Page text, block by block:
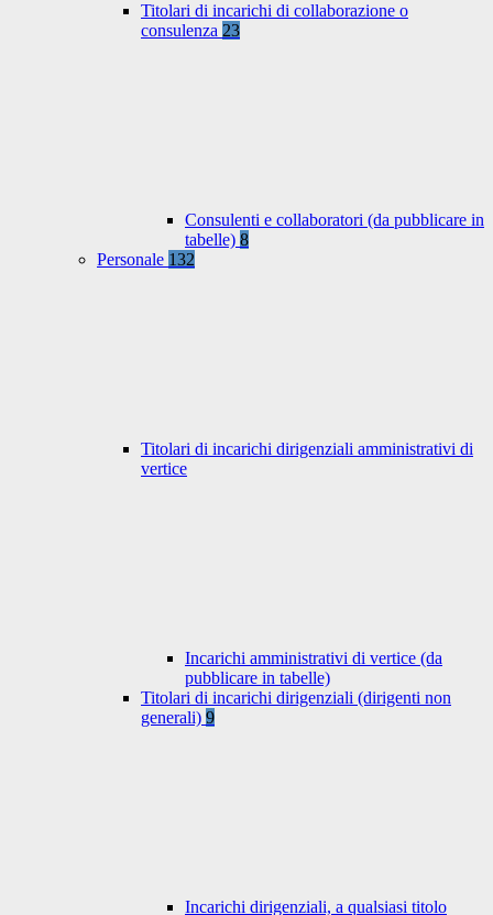
Titolari di incarichi di collaborazione o
consulenza 23
Consulenti e collaboratori (da pubblicare in
tabelle) 8
Personale 132
Titolari di incarichi dirigenziali amministrativi di
vertice
Incarichi amministrativi di vertice (da
pubblicare in tabelle)
Titolari di incarichi dirigenziali (dirigenti non
generali) 9
Incarichi dirigenziali, a qualsiasi titolo